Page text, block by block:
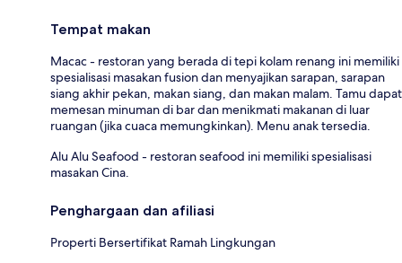
Tempat makan
Macac - restoran yang berada di tepi kolam renang ini memiliki
spesialisasi masakan fusion dan menyajikan sarapan, sarapan
siang akhir pekan, makan siang, dan makan malam. Tamu dapat
memesan minuman di bar dan menikmati makanan di luar
ruangan (jika cuaca memungkinkan). Menu anak tersedia.
Alu Alu Seafood - restoran seafood ini memiliki spesialisasi
masakan Cina.
Penghargaan dan afiliasi
Properti Bersertifikat Ramah Lingkungan